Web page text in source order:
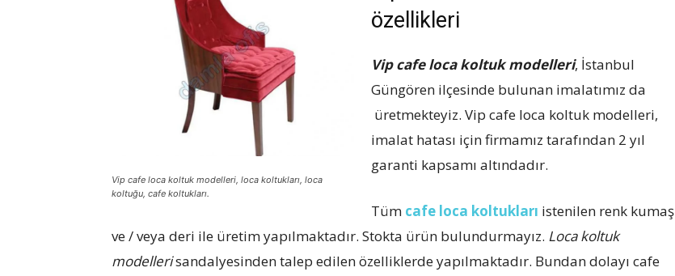
koltukları
Vip cafe loca koltuk modelleri, loca koltukları, loca
koltuğu, cafe koltukları.
özellikleri
Vip cafe loca koltuk modelleri, İstanbul
Güngören ilçesinde bulunan imalatımız da
üretmekteyiz. Vip cafe loca koltuk modelleri,
imalat hatası için firmamız tarafından 2 yıl
garanti kapsamı altındadır.
Tüm cafe loca koltukları istenilen renk kumaş
ve / veya deri ile üretim yapılmaktadır. Stokta ürün bulundurmayız. Loca koltuk
modellerisandalyesinden talep edilen özelliklerde yapılmaktadır. Bundan dolayı cafe